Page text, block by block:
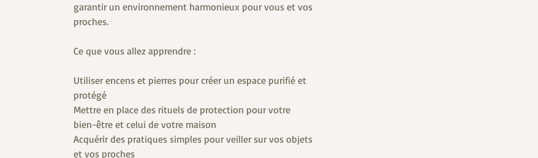
garantir un environnement harmonieux pour vous et vos
proches.
Ce que vous allez apprendre :
Utiliser encens et pierres pour créer un espace purifié et
protégé
Mettre en place des rituels de protection pour votre
bien-être et celui de votre maison
Acquérir des pratiques simples pour veiller sur vos objets
et vos proches